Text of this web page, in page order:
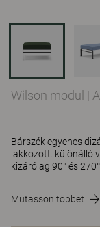
Wilson modul |
Bárszék egyenes
lakkozott. különálló
kizárólag 90° és
Mutasson többet